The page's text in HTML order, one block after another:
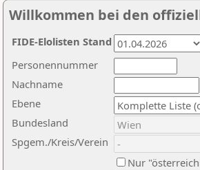
Willkommen bei den
Nachname
Ebene
Personennummer
Bundesland
Spgem./Kreis/Verein
Nur
FIDE-Elolisten Stand